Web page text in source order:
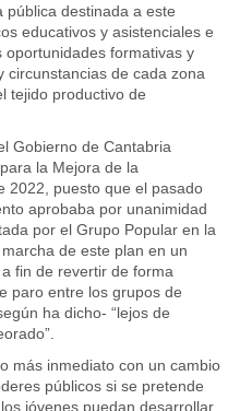
pública destinada a este
educativos y asistenciales e
formativas y
circunstancias de cada zona
tejido productivo de
Gobierno de Cantabria
la Mejora de la
2022, puesto que el pasado
aprobaba por unanimidad
por el Grupo Popular en la
de este plan en un
fin de revertir de forma
paro entre los grupos de
ha dicho- “lejos de
más inmediato con un cambio
públicos si se pretende
jóvenes puedan desarrollar